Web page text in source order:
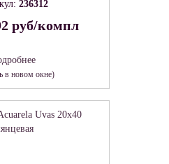
236312
руб/компл
в новом окне)
Uvas 20x40